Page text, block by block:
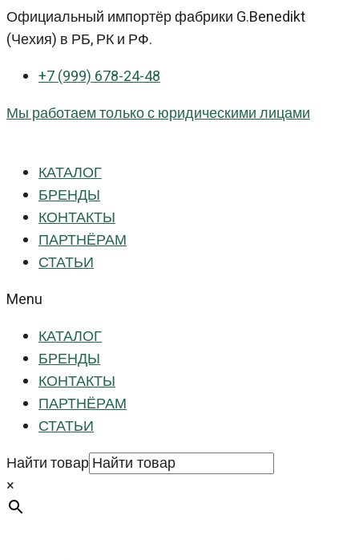
Перейти
к
Официальный импортёр фабрики G.Benedikt
(Чехия) в РБ, РК и РФ.
+7 (999) 678-24-48
Мы работаем только с юридическими лицами
КАТАЛОГ
БРЕНДЫ
КОНТАКТЫ
ПАРТНЁРАМ
СТАТЬИ
Menu
КАТАЛОГ
БРЕНДЫ
КОНТАКТЫ
ПАРТНЁРАМ
СТАТЬИ
Найти товар
×